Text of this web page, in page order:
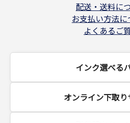
配送・送料に
お支払い方法に
よくあるご
インク選べる
オンライン下取